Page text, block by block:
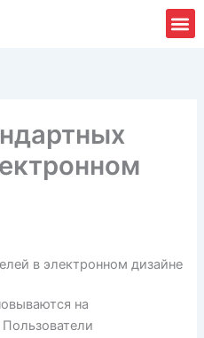
в электронном дизайне
на